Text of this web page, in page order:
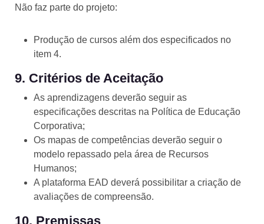
Não faz parte do projeto:
Produção de cursos além dos especificados no
item 4.
9. Critérios de Aceitação
As aprendizagens deverão seguir as
especificações descritas na Política de Educação
Corporativa;
Os mapas de competências deverão seguir o
modelo repassado pela área de Recursos
Humanos;
A plataforma EAD deverá possibilitar a criação de
avaliações de compreensão.
10. Premissas